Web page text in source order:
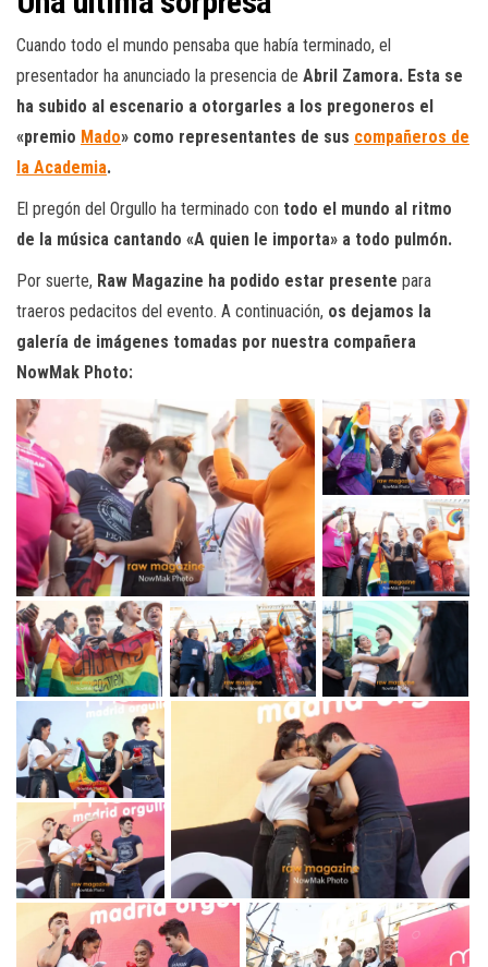
Cuando todo el mundo pensaba que había terminado, el
presentador ha anunciado la presencia de Abril Zamora. Esta se
ha subido al escenario a otorgarles a los pregoneros el
«premio Mado» como representantes de sus compañeros de
la Academia.
El pregón del Orgullo ha terminado con todo el mundo al ritmo
de la música cantando «A quien le importa» a todo pulmón.
Por suerte, Raw Magazine ha podido estar presente para
traeros pedacitos del evento. A continuación, os dejamos la
galería de imágenes tomadas por nuestra compañera
NowMak Photo: